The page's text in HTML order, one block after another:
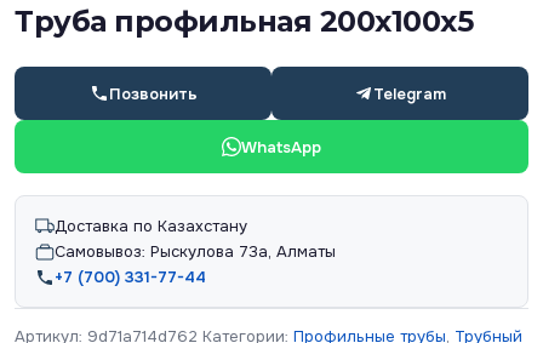
Труба профильная 200х100х5
Позвонить Telegram
WhatsApp
Доставка по Казахстану
Самовывоз: Рыскулова 73а, Алматы
+7 (700) 331-77-44
Артикул: 9d71a714d762 Категории: Профильные трубы, Трубный